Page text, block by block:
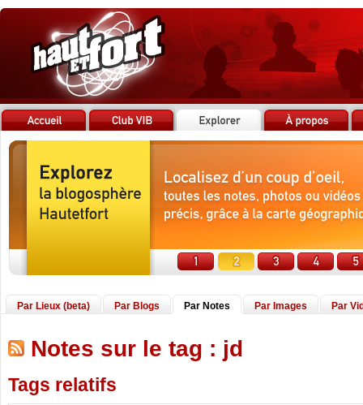
Par Lieux (beta) Par Blogs Par Notes Par Images Par
Notes sur le tag : jd
Tags relatifs